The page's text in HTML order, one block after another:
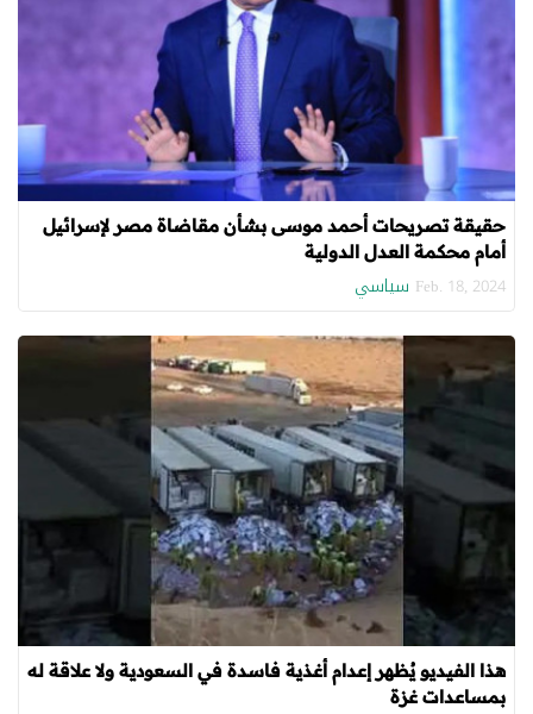
حقيقة تصريحات أحمد موسى بشأن مقاضاة مصر لإسرائيل
أمام محكمة العدل الدولية
Feb. 18, 2024 سياسي
هذا الفيديو يُظهر إعدام أغذية فاسدة في السعودية ولا علاقة له
بمساعدات غزة